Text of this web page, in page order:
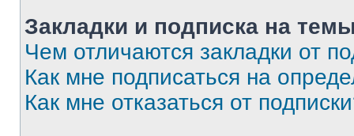
Закладки и подписка на
Чем отличаются закладки от
Как мне подписаться на
Как мне отказаться от